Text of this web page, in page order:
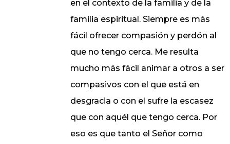
en el contexto de la familia y de la
familia espiritual. Siempre es más
fácil ofrecer compasión y perdón al
que no tengo cerca. Me resulta
mucho más fácil animar a otros a ser
compasivos con el que está en
desgracia o con el sufre la escasez
que con aquél que tengo cerca. Por
eso es que tanto el Señor como